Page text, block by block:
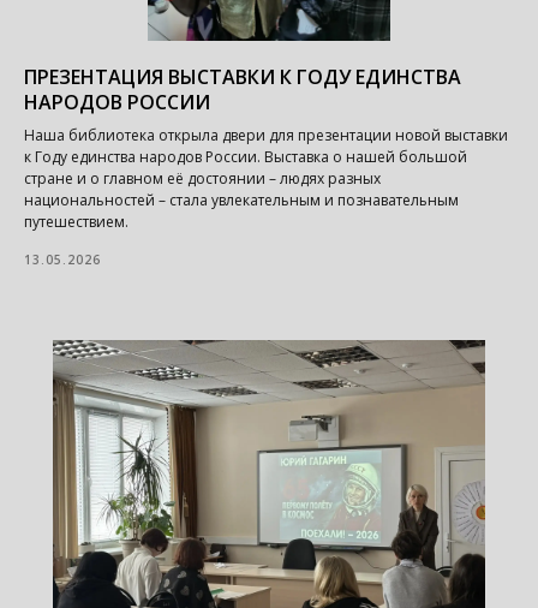
ПРЕЗЕНТАЦИЯ ВЫСТАВКИ К ГОДУ ЕДИНСТВА
НАРОДОВ РОССИИ
Наша библиотека открыла двери для презентации новой выставки
к Году единства народов России. Выставка о нашей большой
стране и о главном её достоянии – людях разных
национальностей – стала увлекательным и познавательным
путешествием.
13.05.2026